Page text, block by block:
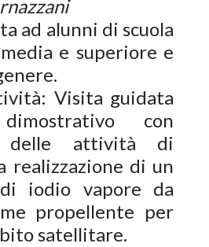
ad alunni di scuola
e superiore e
Visita guidata
con
delle attività di
realizzazione di un
iodio vapore da
propellente per
satellitare.